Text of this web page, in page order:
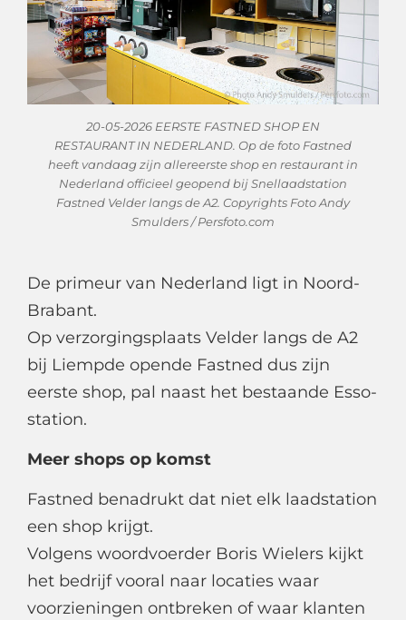
20-05-2026 EERSTE FASTNED SHOP EN
RESTAURANT IN NEDERLAND. Op de foto Fastned
heeft vandaag zijn allereerste shop en restaurant in
Nederland officieel geopend bij Snellaadstation
Fastned Velder langs de A2. Copyrights Foto Andy
Smulders / Persfoto.com
De primeur van Nederland ligt in Noord-
Brabant.
Op verzorgingsplaats Velder langs de A2
bij Liempde opende Fastned dus zijn
eerste shop, pal naast het bestaande Esso-
station.
Meer shops op komst
Fastned benadrukt dat niet elk laadstation
een shop krijgt.
Volgens woordvoerder Boris Wielers kijkt
het bedrijf vooral naar locaties waar
voorzieningen ontbreken of waar klanten